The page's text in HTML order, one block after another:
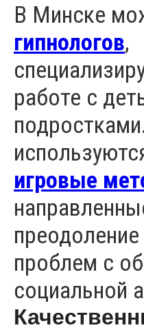
В Минске
гипнологов,
работе с
игровые
проблем с
социальной